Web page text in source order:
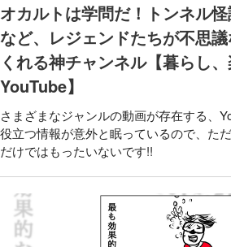
オカルトは学問だ！トンネル
など、レジェンドたちが不思
くれる神チャンネル【暮らし、
YouTube】
さまざまなジャンルの動画が存在する、
役立つ情報が意外と眠っているので、た
だけではもったいないです!!